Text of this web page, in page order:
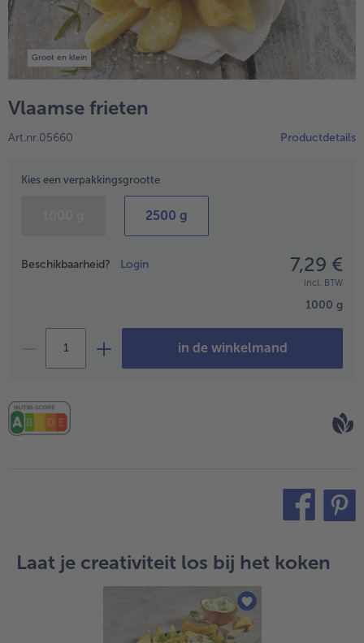
High Protein
alleHigh Protein
Veggie & Vegan
Groot en klein
Vlaamse frieten
Art.nr.05660 Productdetails
Kies een verpakkingsgrootte
2500 g
Prijsopgave
Beschikbaarheid? Login 7,29 €
incl. BTW
1000 g
in de winkelmand
Laat je creativiteit los bij het koken